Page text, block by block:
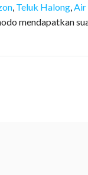
, Teluk Halong,Air
mendapatkan